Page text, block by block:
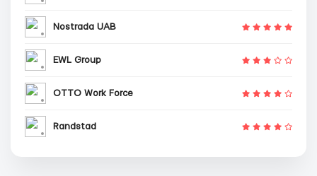
Nostrada UAB
EWL Group
OTTO Work Force
Randstad